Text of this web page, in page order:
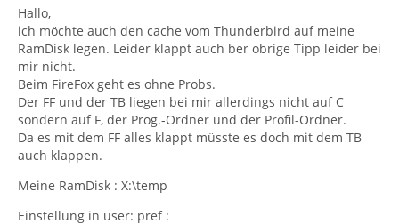
Hallo,
ich möchte auch den cache vom Thunderbird auf meine
RamDisk legen. Leider klappt auch ber obrige Tipp leider bei
mir nicht.
Beim FireFox geht es ohne Probs.
Der FF und der TB liegen bei mir allerdings nicht auf C
sondern auf F, der Prog.-Ordner und der Profil-Ordner.
Da es mit dem FF alles klappt müsste es doch mit dem TB
auch klappen.
Meine RamDisk : X:\temp
Einstellung in user: pref :